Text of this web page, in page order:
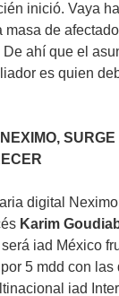
inició. Vaya
masa de
ahí que el
es quien
digital
Karim
iad México
5 mdd con las
iad